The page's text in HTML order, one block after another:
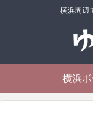
横浜周辺
横浜